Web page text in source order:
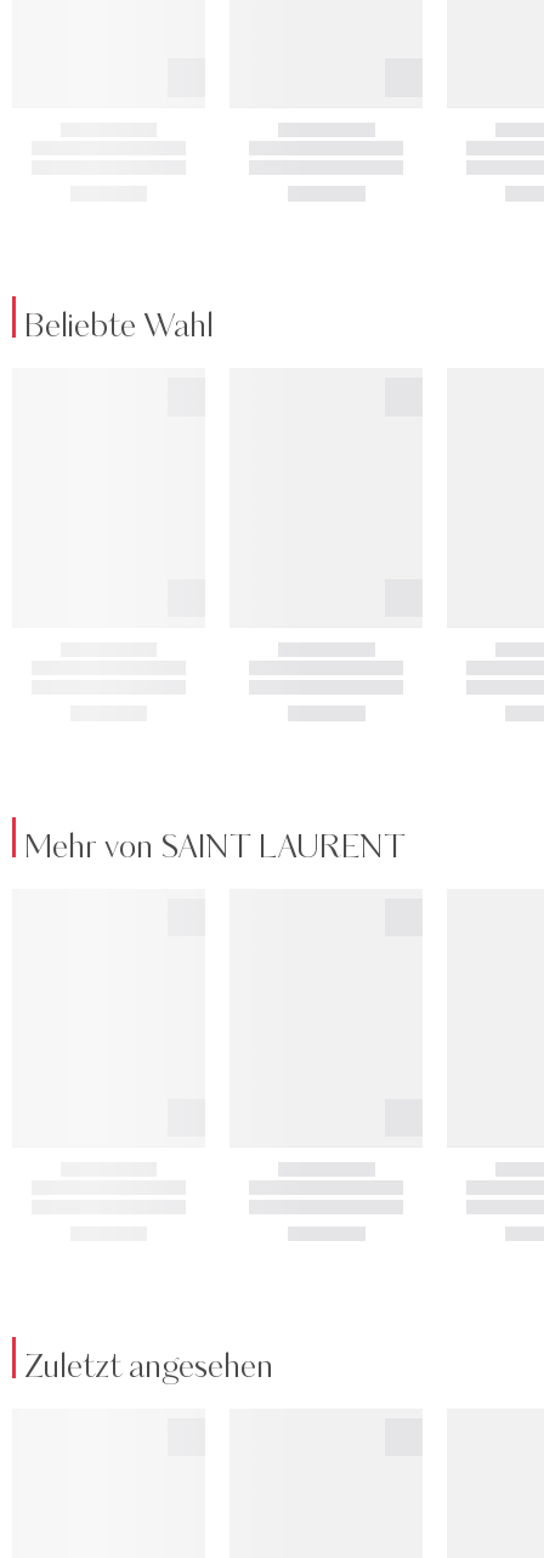
Beliebte Wahl
Mehr von SAINT LAURENT
Zuletzt angesehen